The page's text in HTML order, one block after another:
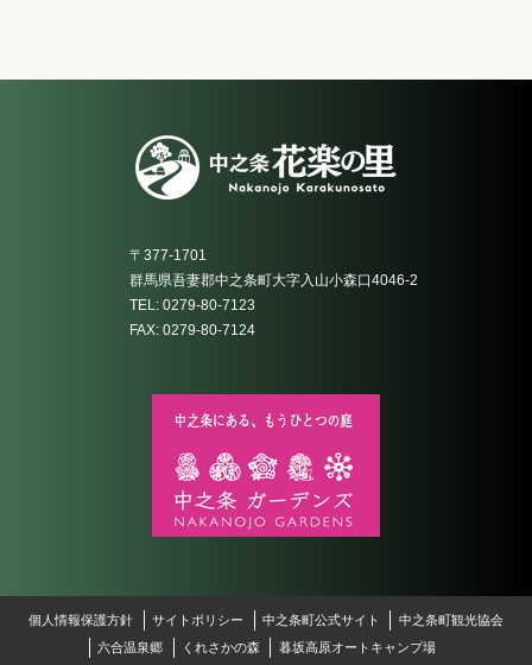
〒377-1701
群馬県吾妻郡中之条町大字入山小森口4046-2
TEL: 0279-80-7123
FAX: 0279-80-7124
個人情報保護方針 サイトポリシー 中之条町公式サイト
中之条町観光協会
六合温泉郷
くれさかの森 暮坂高原オートキャンプ場